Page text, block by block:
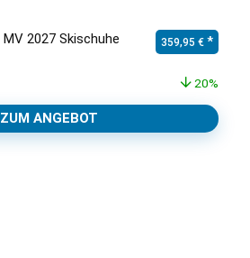
2027 Skischuhe
Ursprünglicher
359,95 €
20%
ZUM ANGEBOT